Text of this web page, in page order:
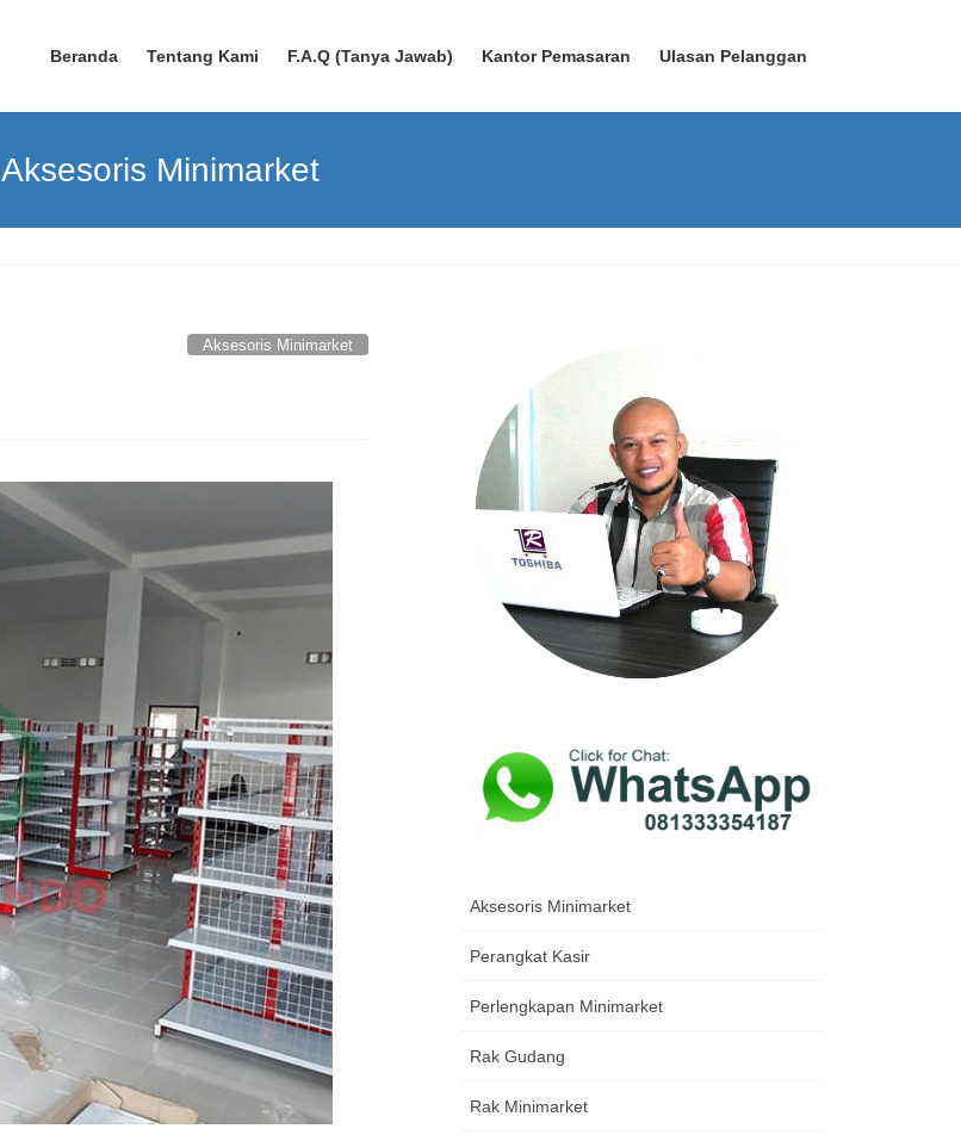
Beranda Tentang Kami F.A.Q (Tanya Jawab) Kantor Pemasaran Ulasan Pelanggan
Aksesoris Minimarket
Aksesoris Minimarket
Aksesoris Minimarket
Perangkat Kasir
Perlengkapan Minimarket
Rak Gudang
Rak Minimarket